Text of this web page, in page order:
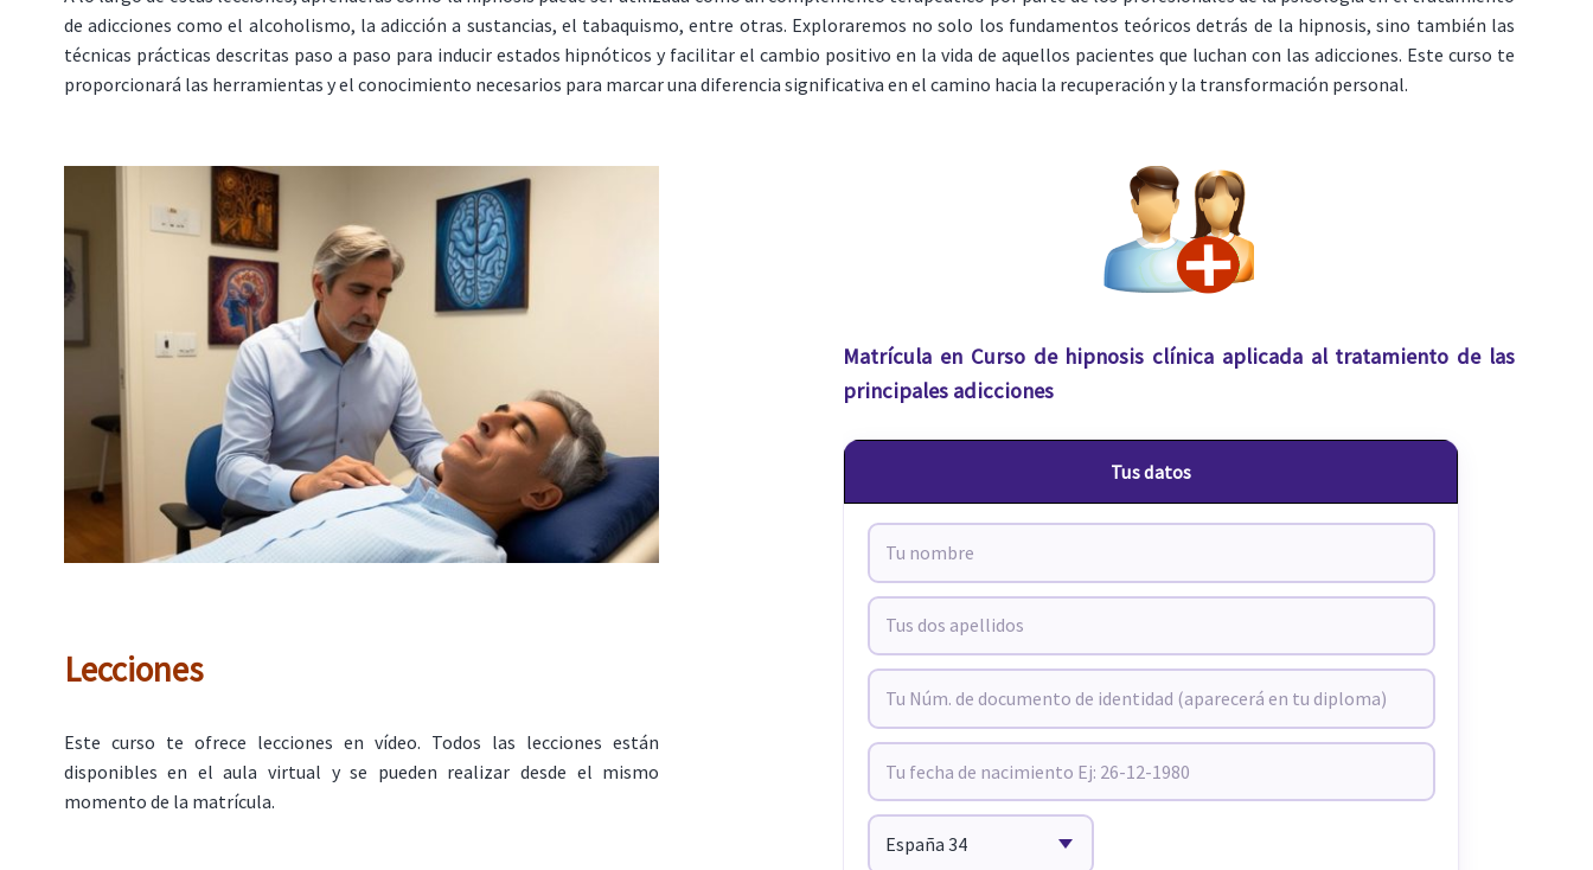
de adicciones como el alcoholismo, la adicción a sustancias, el tabaquismo, entre otras. Exploraremos no solo los fundamentos teóricos detrás de la hipnosis, sino también las
técnicas prácticas descritas paso a paso para inducir estados hipnóticos y facilitar el cambio positivo en la vida de aquellos pacientes que luchan con las adicciones. Este curso te
proporcionará las herramientas y el conocimiento necesarios para marcar una diferencia significativa en el camino hacia la recuperación y la transformación personal.
Lecciones
Este curso te ofrece lecciones en vídeo. Todos las lecciones están
disponibles en el aula virtual y se pueden realizar desde el mismo
momento de la matrícula.
Matrícula en Curso de hipnosis clínica aplicada al tratamiento de las
principales adicciones
Tus datos